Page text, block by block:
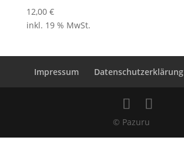
12,00 €
inkl. 19 % MwSt.
Impressum Datenschutzerklärung
© Pazuru